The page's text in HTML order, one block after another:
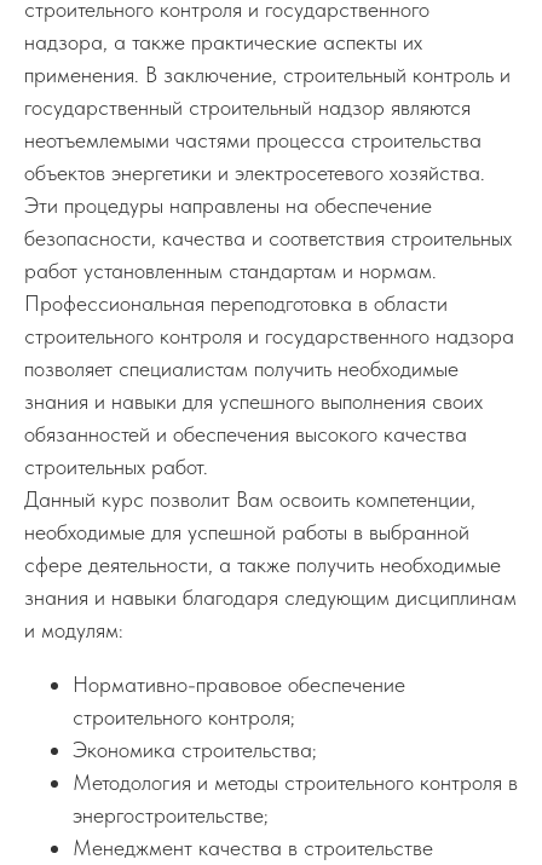
строительного контроля и государственного
надзора, а также практические аспекты их
применения. В заключение, строительный контроль и
государственный строительный надзор являются
неотъемлемыми частями процесса строительства
объектов энергетики и электросетевого хозяйства.
Эти процедуры направлены на обеспечение
безопасности, качества и соответствия строительных
работ установленным стандартам и нормам.
Профессиональная переподготовка в области
строительного контроля и государственного надзора
позволяет специалистам получить необходимые
знания и навыки для успешного выполнения своих
обязанностей и обеспечения высокого качества
строительных работ.
Данный курс позволит Вам освоить компетенции,
необходимые для успешной работы в выбранной
сфере деятельности, а также получить необходимые
знания и навыки благодаря следующим дисциплинам
и модулям:
Нормативно-правовое обеспечение
строительного контроля;
Экономика строительства;
Методология и методы строительного контроля в
энергостроительстве;
Менеджмент качества в строительстве